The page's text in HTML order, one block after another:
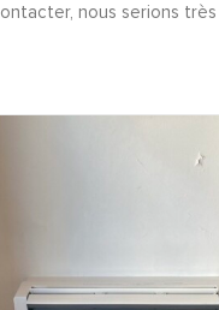
nous serions